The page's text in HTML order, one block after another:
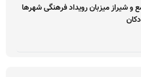
و شیراز میزبان رویداد فرهنگی شهرها